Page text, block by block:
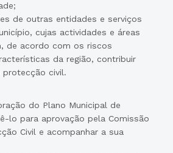
de outras entidades e serviços
cujas actividades e áreas
de acordo com os riscos
da região, contribuir
protecção civil.
do Plano Municipal de
lo para aprovação pela Comissão
Civil e acompanhar a sua